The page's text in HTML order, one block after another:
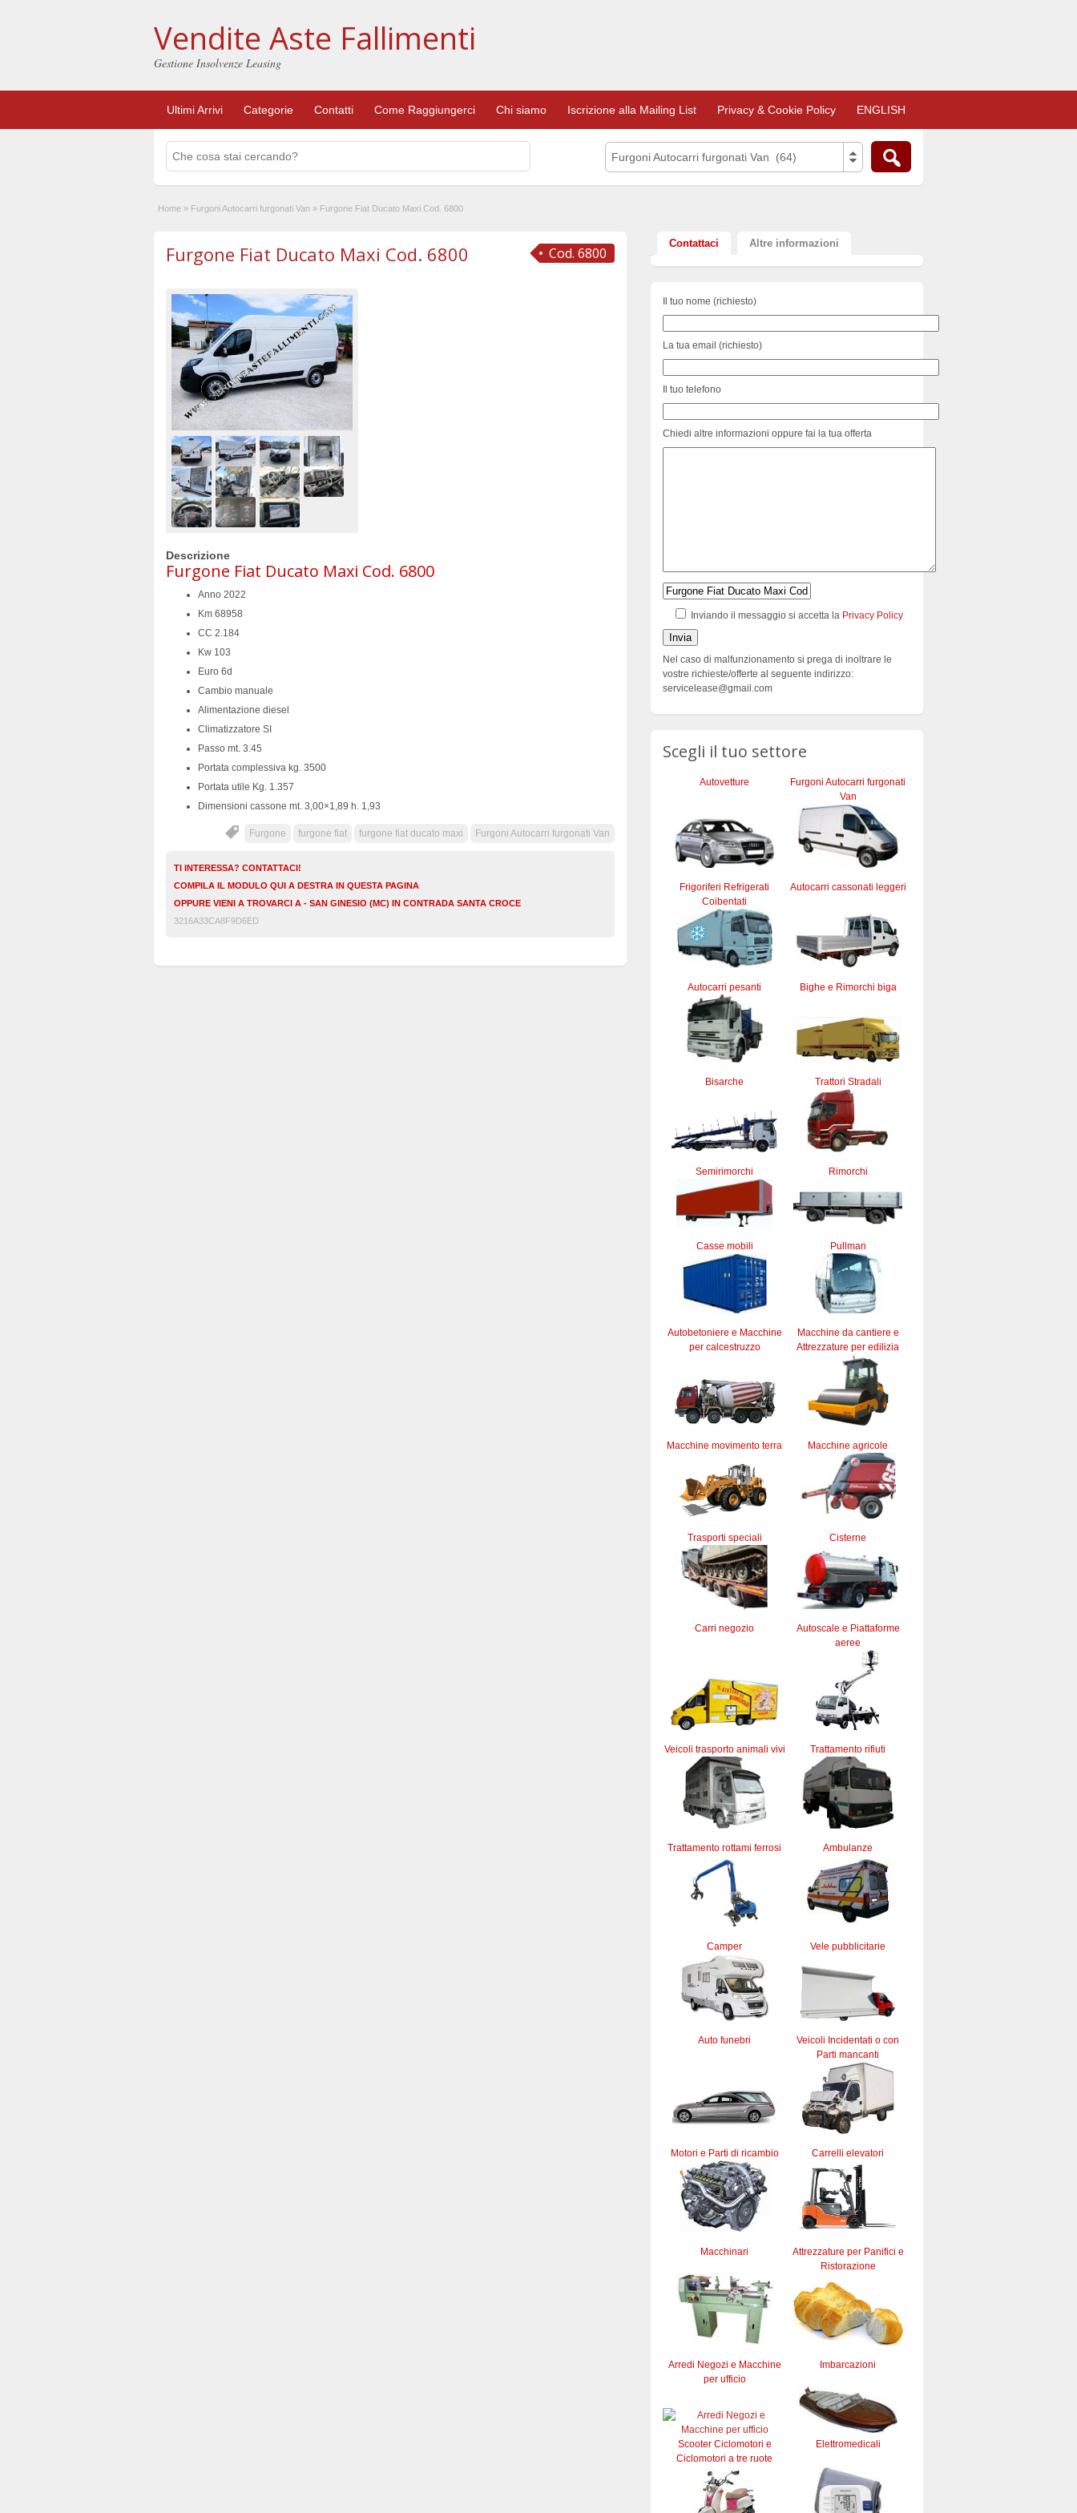
Vendite Aste Fallimenti
Gestione Insolvenze Leasing
Ultimi Arrivi Categorie Contatti Come Raggiungerci Chi siamo Iscrizione alla Mailing List Privacy & Cookie Policy ENGLISH
Furgoni Autocarri furgonati Van (64)
Home » Furgoni Autocarri furgonati Van » Furgone Fiat Ducato Maxi Cod. 6800
Cod. 6800
Furgone Fiat Ducato Maxi Cod. 6800
Descrizione
Furgone Fiat Ducato Maxi Cod. 6800
Anno 2022
Km 68958
CC 2.184
Kw 103
Euro 6d
Cambio manuale
Alimentazione diesel
Climatizzatore SI
Passo mt. 3.45
Portata complessiva kg. 3500
Portata utile Kg. 1.357
Dimensioni cassone mt. 3,00×1,89 h. 1,93
Furgone furgone fiat furgone fiat ducato maxi Furgoni Autocarri furgonati Van
TI INTERESSA? CONTATTACI!
COMPILA IL MODULO QUI A DESTRA IN QUESTA PAGINA
OPPURE VIENI A TROVARCI A - SAN GINESIO (MC) IN CONTRADA SANTA CROCE
3216A33CA8F9D6ED
Contattaci Altre informazioni
Il tuo nome (richiesto)
La tua email (richiesto)
Il tuo telefono
Chiedi altre informazioni oppure fai la tua offerta
Inviando il messaggio si accetta la Privacy Policy
Nel caso di malfunzionamento si prega di inoltrare le
vostre richieste/offerte al seguente indirizzo:
servicelease@gmail.com
Scegli il tuo settore
Autovetture
Furgoni Autocarri furgonati
Van
Frigoriferi Refrigerati
Coibentati
Autocarri cassonati leggeri
Autocarri pesanti Bighe e Rimorchi biga
Bisarche Trattori Stradali
Semirimorchi Rimorchi
Casse mobili Pullman
Autobetoniere e Macchine
per calcestruzzo
Macchine da cantiere e
Attrezzature per edilizia
Macchine movimento terra Macchine agricole
Trasporti speciali Cisterne
Carri negozio
Autoscale e Piattaforme
aeree
Veicoli trasporto animali vivi Trattamento rifiuti
Trattamento rottami ferrosi Ambulanze
Camper Vele pubblicitarie
Auto funebri
Veicoli Incidentati o con
Parti mancanti
Motori e Parti di ricambio Carrelli elevatori
Macchinari
Attrezzature per Panifici e
Ristorazione
Arredi Negozi e Macchine
per ufficio
Imbarcazioni
Scooter Ciclomotori e
Ciclomotori a tre ruote
Elettromedicali